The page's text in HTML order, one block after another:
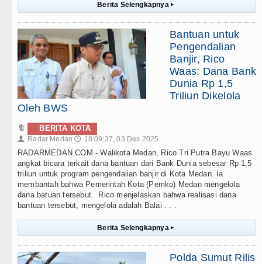
Berita Selengkapnya ▸
Bantuan untuk
Pengendalian
Banjir, Rico
Waas: Dana Bank
Dunia Rp 1,5
Triliun Dikelola
Oleh BWS
🔖 BERITA KOTA
👤 Radar Medan 🕔 18:09:37, 03 Des 2025
RADARMEDAN.COM - Walikota Medan, Rico Tri Putra Bayu Waas
angkat bicara terkait dana bantuan dari Bank Dunia sebesar Rp 1,5
triliun untuk program pengendalian banjir di Kota Medan. Ia
membantah bahwa Pemerintah Kota (Pemko) Medan mengelola
dana batuan tersebut. Rico menjelaskan bahwa realisasi dana
bantuan tersebut, mengelola adalah Balai . . .
Berita Selengkapnya ▸
Polda Sumut Rilis